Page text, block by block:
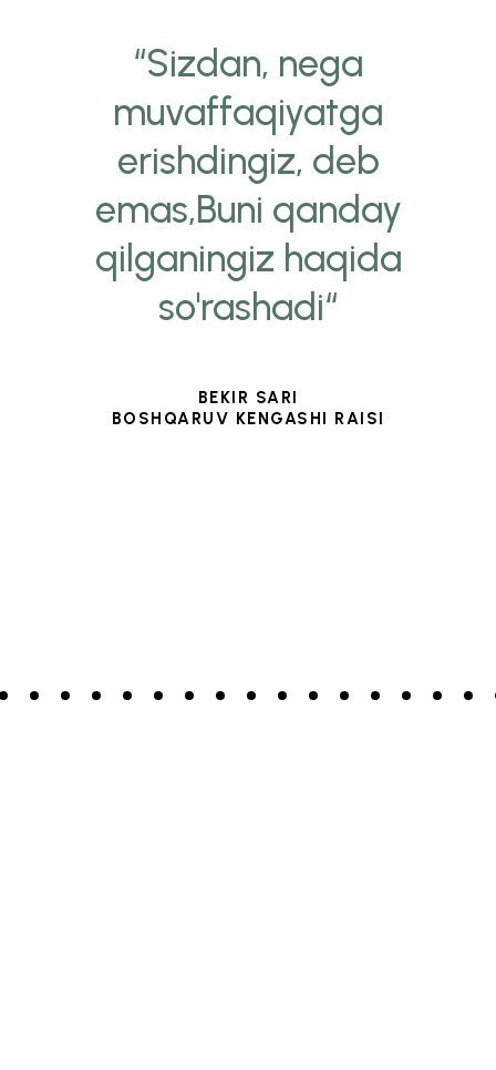
“Sizdan, nega
muvaffaqiyatga
erishdingiz, deb
emas,Buni qanday
qilganingiz haqida
so'rashadi“
BEKIR SARI
BOSHQARUV KENGASHI RAISI